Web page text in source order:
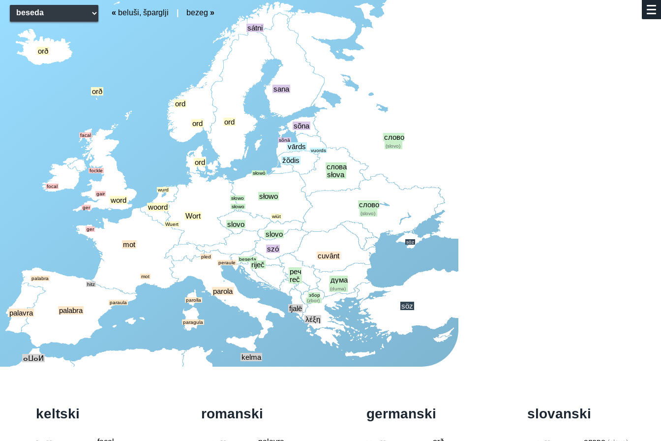
orð
sana
orð
ord
ord
ord sõna
facal
sõnā
vārds vuords
žõdis
ord
fockle
слова
słova
słowò
focal
wurd
gair
word słowo
ger woord
słowo
słowo
ger
слово
(slovo)
Wort
слово
(slovo)
Wuert
slovo
slovo
mot
söz
szó
pled cuvânt
beseda
peraule
riječ
реч
reč
palabra
hitz
paraula
parola
дума
(duma)
збор
(zbor)
parolla
fjalë söz
palabra
palavra
paragula
mot
λέξη
ⴰⵡⴰⵍ kelma
wiüt
sátni
« beluši, šparglji bezeg »
keltski romanski germanski slovanski